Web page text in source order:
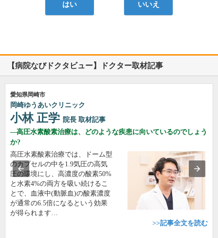
はい いいえ
【病院なびドクタビュー】ドクター取材記事
愛知県岡崎市
岡崎ゆうあいクリニック
小林 正学 院長 取材記事
高圧水素酸素治療は、どのような疾患に向いているのでしょう
か?
高圧水素酸素治療では、ドーム型
のカプセルの中を1.9気圧の高気
圧の環境にし、高濃度の酸素50%
と水素4%の両方を吸い続けるこ
とで、血液中(動脈血)の酸素濃度
が通常の6.5倍になるという効果
が得られます…
>>記事全文を読む